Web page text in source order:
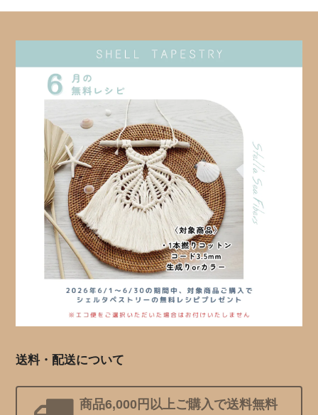
送料・配送について
商品6,000円以上ご購入で送料無料